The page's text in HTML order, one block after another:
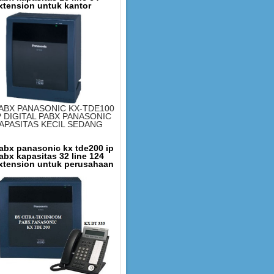
untuk kantor
PANASONIC KX-TDE100
DIGITAL PABX PANASONIC
KECIL SEDANG
panasonic kx tde200 ip
kapasitas 32 line 124
untuk perusahaan